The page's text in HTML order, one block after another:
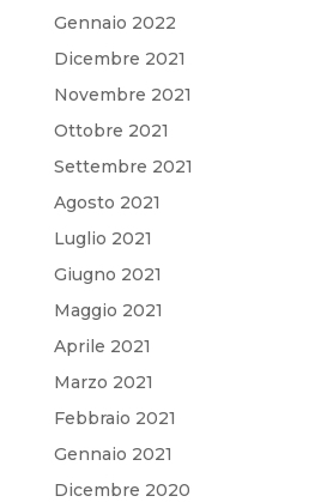
Gennaio 2022
Dicembre 2021
Novembre 2021
Ottobre 2021
Settembre 2021
Agosto 2021
Luglio 2021
Giugno 2021
Maggio 2021
Aprile 2021
Marzo 2021
Febbraio 2021
Gennaio 2021
Dicembre 2020